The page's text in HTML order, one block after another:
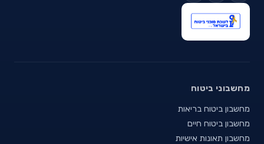
מחשבוני ביטוח
מחשבון ביטוח בריאות
מחשבון ביטוח חיים
מחשבון תאונות אישיות